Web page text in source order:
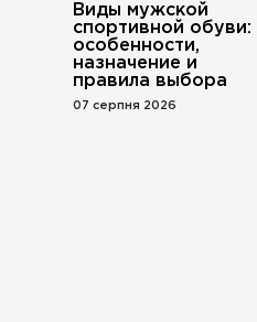
Виды мужской
спортивной обуви:
особенности,
назначение и
правила выбора
07 серпня 2026